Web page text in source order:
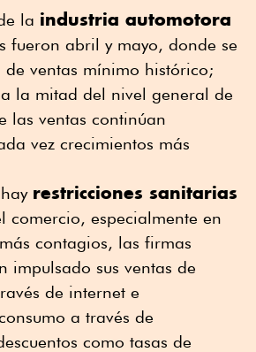
la industria automotora
fueron abril y mayo, donde se
ventas mínimo histórico;
la mitad del nivel general de
las ventas continúan
vez crecimientos más
restricciones sanitarias
comercio, especialmente en
contagios, las firmas
impulsado sus ventas de
de internet e
a través de
como tasas de